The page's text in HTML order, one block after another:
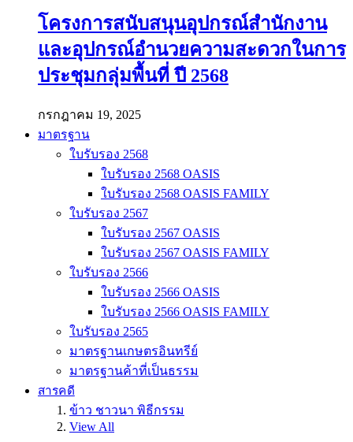
โครงการสนับสนุนอุปกรณ์สำนักงาน
และอุปกรณ์อำนวยความสะดวกในการ
ประชุมกลุ่มพื้นที่ ปี 2568
กรกฎาคม 19, 2025
มาตรฐาน
ใบรับรอง 2568
ใบรับรอง 2568 OASIS
ใบรับรอง 2568 OASIS FAMILY
ใบรับรอง 2567
ใบรับรอง 2567 OASIS
ใบรับรอง 2567 OASIS FAMILY
ใบรับรอง 2566
ใบรับรอง 2566 OASIS
ใบรับรอง 2566 OASIS FAMILY
ใบรับรอง 2565
มาตรฐานเกษตรอินทรีย์
มาตรฐานค้าที่เป็นธรรม
สารคดี
ข้าว ชาวนา พิธีกรรม
View All